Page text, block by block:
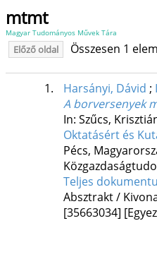
mtmt
Magyar Tudományos Művek Tára
Előző oldal Összesen 1
1. Harsányi, Dávid ;
A borversenyek
In: Szűcs,
Oktatásért és
Pécs,
Teljes
Absztrakt /
[35663034]